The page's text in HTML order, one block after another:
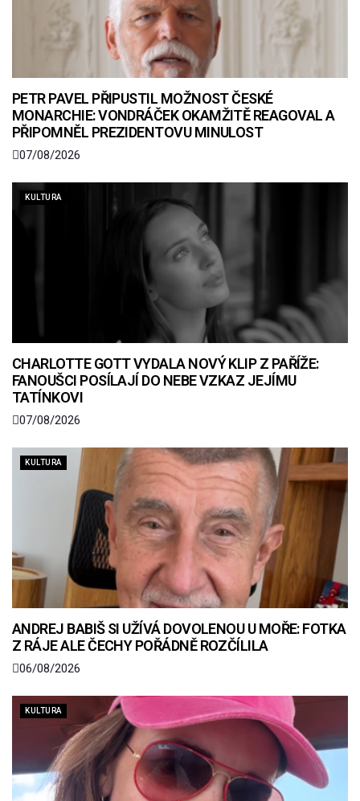
PETR PAVEL PŘIPUSTIL MOŽNOST ČESKÉ
MONARCHIE: VONDRÁČEK OKAMŽITĚ REAGOVAL A
PŘIPOMNĚL PREZIDENTOVU MINULOST
07/08/2026
KULTURA
CHARLOTTE GOTT VYDALA NOVÝ KLIP Z PAŘÍŽE:
FANOUŠCI POSÍLAJÍ DO NEBE VZKAZ JEJÍMU
TATÍNKOVI
07/08/2026
KULTURA
ANDREJ BABIŠ SI UŽÍVÁ DOVOLENOU U MOŘE: FOTKA
Z RÁJE ALE ČECHY POŘÁDNĚ ROZČÍLILA
06/08/2026
KULTURA